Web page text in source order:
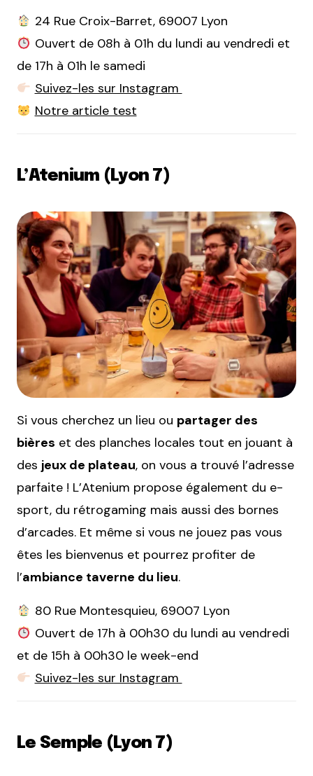
24 Rue Croix-Barret, 69007 Lyon
Ouvert de 08h à 01h du lundi au vendredi et
de 17h à 01h le samedi
Suivez-les sur Instagram
Notre article test
L’Atenium (Lyon 7)
Si vous cherchez un lieu ou partager des
bières et des planches locales tout en jouant à
des jeux de plateau, on vous a trouvé l’adresse
parfaite ! L’Atenium propose également du e-
sport, du rétrogaming mais aussi des bornes
d’arcades. Et même si vous ne jouez pas vous
êtes les bienvenus et pourrez profiter de
l’ambiance taverne du lieu.
80 Rue Montesquieu, 69007 Lyon
Ouvert de 17h à 00h30 du lundi au vendredi
et de 15h à 00h30 le week-end
Suivez-les sur Instagram
Le Semple (Lyon 7)